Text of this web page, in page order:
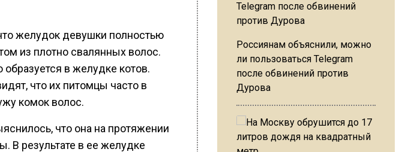
желудок девушки полностью
из плотно свалянных волос.
в желудке котов.
что их питомцы часто в
комок волос.
что она на протяжении
В результате в ее желудке
Россиянам объяснили, можно
ли пользоваться Telegram
после обвинений против
Дурова